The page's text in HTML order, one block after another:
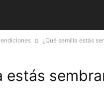
¿Qué semilla estás
estás